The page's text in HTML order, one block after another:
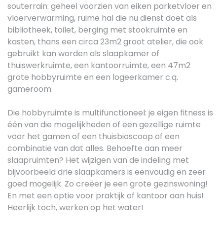
souterrain: geheel voorzien van eiken parketvloer en
vloerverwarming, ruime hal die nu dienst doet als
bibliotheek, toilet, berging met stookruimte en
kasten, thans een circa 23m2 groot atelier, die ook
gebruikt kan worden als slaapkamer of
thuiswerkruimte, een kantoorruimte, een 47m2
grote hobbyruimte en een logeerkamer c.q.
gameroom.
Die hobbyruimte is multifunctioneel: je eigen fitness is
één van die mogelijkheden of een gezellige ruimte
voor het gamen of een thuisbioscoop of een
combinatie van dat alles. Behoefte aan meer
slaapruimten? Het wijzigen van de indeling met
bijvoorbeeld drie slaapkamers is eenvoudig en zeer
goed mogelijk. Zo creëer je een grote gezinswoning!
En met een optie voor praktijk of kantoor aan huis!
Heerlijk toch, werken op het water!